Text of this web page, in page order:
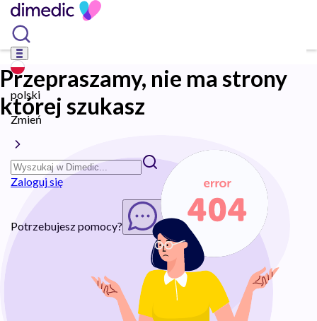
polski
Zmień
Zaloguj się
Potrzebujesz pomocy? Rozpocznij chat
Przepraszamy, nie ma strony
której szukasz